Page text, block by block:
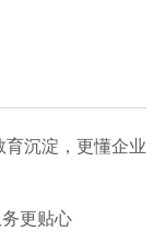
育沉淀，更懂企业
更贴心